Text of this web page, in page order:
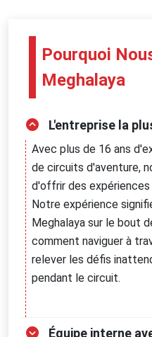
Pourquoi
Meghalaya
L'entreprise la
Avec plus de 16 ans
de circuits d'aventure,
d'offrir des
Notre expérience
Meghalaya sur le bout
comment naviguer à
relever les défis
pendant le circuit.
Équipe interne